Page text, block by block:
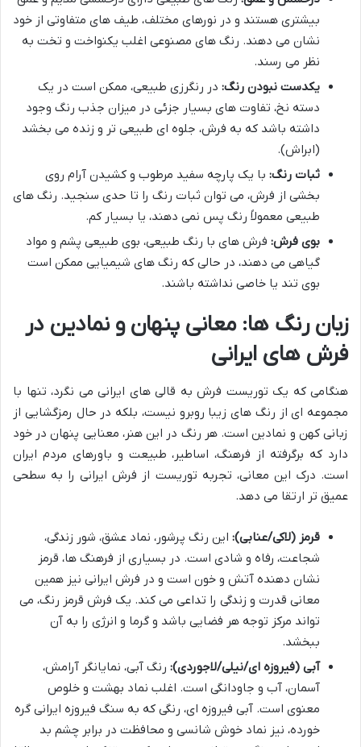
بیشتری هستند و در نورهای مختلف، طیف های متفاوتی از خود
نشان می دهند. رنگ های مصنوعی اغلب یکنواخت و تخت به
نظر می رسند.
یکدست نبودن رنگ: در رنگرزی طبیعی، ممکن است در یک
دسته نخ، تفاوت های بسیار جزئی در میزان جذب رنگ وجود
داشته باشد که به فرش، جلوه ای طبیعی تر و زنده می بخشد
(ابراش).
ثبات رنگ: با یک پارچه سفید مرطوب و کشیدن آرام روی
بخشی از فرش، می توان ثبات رنگ را تا حدی سنجید. رنگ های
طبیعی معمولاً رنگ پس نمی دهند، یا بسیار کم.
بوی فرش: فرش های با رنگ طبیعی، بوی طبیعی پشم و مواد
گیاهی می دهند، در حالی که رنگ های شیمیایی ممکن است
بوی تند یا خاصی نداشته باشند.
زبان رنگ ها: معانی پنهان و نمادین در
فرش های ایرانی
هنگامی که یک توریست فرش به قالی های ایرانی می نگرد، تنها با
مجموعه ای از رنگ های زیبا روبرو نیست، بلکه در حال رمزگشایی از
زبانی کهن و نمادین است. هر رنگ در این هنر، معنایی پنهان در خود
دارد که برگرفته از فرهنگ، اساطیر، طبیعت و باورهای مردم ایران
است. درک این معانی، تجربه توریست از فرش ایرانی را به سطحی
عمیق تر ارتقا می دهد.
قرمز (لاکی/عنابی): این رنگ پرشور، نماد عشق، شور زندگی،
شجاعت، رفاه و شادی است. در بسیاری از فرهنگ ها، قرمز
نشان دهنده آتش و خون است و در فرش ایرانی نیز همین
معانی قدرت و زندگی را تداعی می کند. یک فرش قرمز رنگ، می
تواند مرکز توجه هر فضایی باشد و گرما و انرژی را به آن
ببخشد.
آبی (فیروزه ای/نیلی/لاجوردی): رنگ آبی، نمایانگر آرامش،
آسمان، آب و جاودانگی است. اغلب نماد بهشت و خلوص
معنوی است. آبی فیروزه ای، رنگی که به سنگ فیروزه ایرانی گره
خورده، نیز نماد خوش شانسی و محافظت در برابر چشم بد